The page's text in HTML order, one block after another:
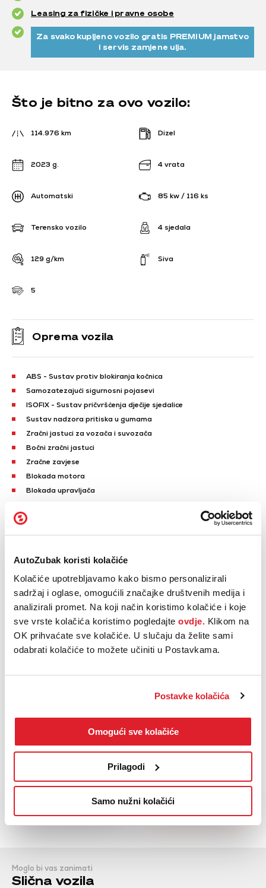
AutoZubak koristi kolačiće
Kolačiće upotrebljavamo kako bismo personalizirali
sadržaj i oglase, omogućili značajke društvenih medija i
analizirali promet. Na koji način koristimo kolačiće i koje
sve vrste kolačića koristimo pogledajte ovdje. Klikom na
OK prihvaćate sve kolačiće. U slučaju da želite sami
odabrati kolačiće to možete učiniti u Postavkama.
Postavke kolačića
Omogući sve kolačiće
Prilagodi
Samo nužni kolačići
Leasing za fizičke i pravne osobe
Za svako kupljeno vozilo gratis PREMIUM jamstvo
i servis zamjene ulja.
Što je bitno za ovo vozilo:
114.976 km Dizel
2023 g. 4 vrata
Automatski 85 kw / 116 ks
Terensko vozilo 4 sjedala
129 g/km Siva
5
Oprema vozila
ABS - Sustav protiv blokiranja kočnica
Samozatezajući sigurnosni pojasevi
ISOFIX - Sustav pričvršćenja dječije sjedalice
Sustav nadzora pritiska u gumama
Zračni jastuci za vozača i suvozača
Bočni zračni jastuci
Zračne zavjese
Blokada motora
Blokada upravljača
Prednja svjetla za maglu
LED prednja svjetla
Električno sklopiva ogledala
Električno podizanje prednjih stakala
Električno podizanje stražnjih stakala
GPS navigacija
Centralni ekran osjetljiv na dodir
Putno računalo
Servo upravljač
Komande na upravljaču
Zatamnjena stakla
Prikaži sve
NAZOVI
Moglo bi vas zanimati
Slična vozila